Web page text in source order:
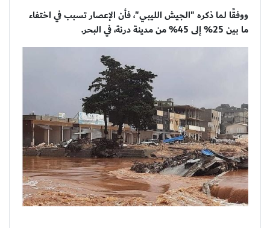
ووفقًا لما ذكره "الجيش الليبي"، فأن الإعصار تسبب في اختفاء
ما بين 25% إلى 45% من مدينة درنة، في البحر.